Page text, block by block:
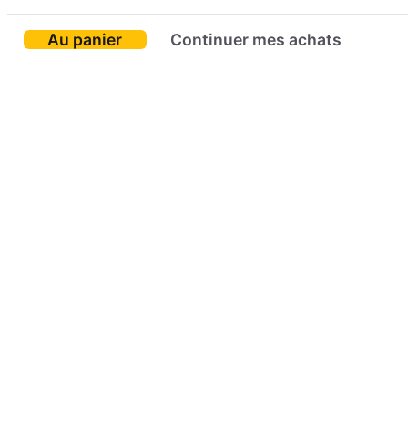
Au panier Continuer mes achats